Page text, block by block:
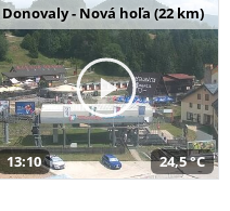
Donovaly - Nová hoľa (22 km)
13:10 24,5 °C